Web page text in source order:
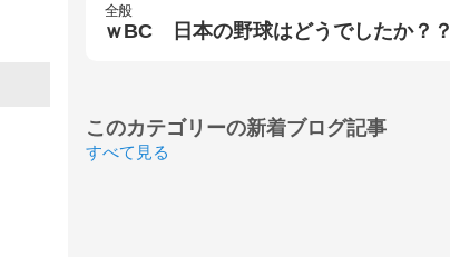
全般
ｗBC 日本の野球はどうでしたか？？
このカテゴリーの新着ブログ記事
すべて見る